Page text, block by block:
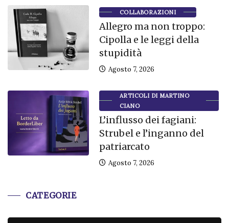
COLLABORAZIONI
Allegro ma non troppo:
Cipolla e le leggi della
stupidità
Agosto 7, 2026
ARTICOLI DI MARTINO
CIANO
L’influsso dei fagiani:
Strubel e l’inganno del
patriarcato
Agosto 7, 2026
CATEGORIE